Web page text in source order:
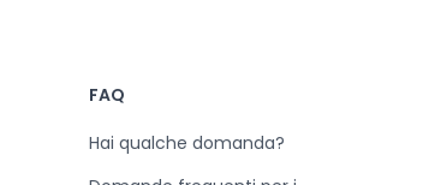
FAQ
Hai qualche domanda?